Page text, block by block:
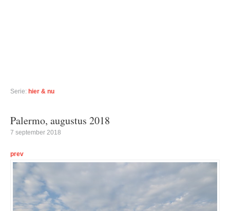
Serie: hier & nu
Palermo, augustus 2018
7 september 2018
prev